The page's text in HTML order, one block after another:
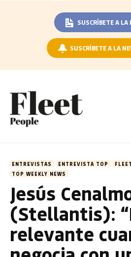
SUSCRÍBETE A LA
SUSCRÍBETE A LA
ENTREVISTAS ENTREVISTA TOP
TOP WEEKLY NEWS
Jesús
(Stellantis):
relevante